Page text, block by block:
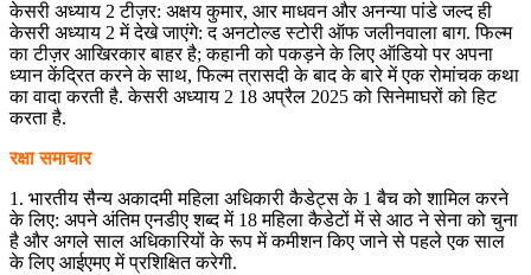
केसरी अध्याय 2 टीज़र: अक्षय कुमार, आर माधवन और अनन्या पांडे जल्द ही
केसरी अध्याय 2 में देखे जाएंगे: द अनटोल्ड स्टोरी ऑफ जलीनवाला बाग. फिल्म
का टीज़र आखिरकार बाहर है; कहानी को पकड़ने के लिए ऑडियो पर अपना
ध्यान केंद्रित करने के साथ, फिल्म त्रासदी के बाद के बारे में एक रोमांचक कथा
का वादा करती है. केसरी अध्याय 2 18 अप्रैल 2025 को सिनेमाघरों को हिट
करता है.
रक्षा समाचार
1. भारतीय सैन्य अकादमी महिला अधिकारी कैडेट्स के 1 बैच को शामिल करने
के लिए: अपने अंतिम एनडीए शब्द में 18 महिला कैडेटों में से आठ ने सेना को चुना
है और अगले साल अधिकारियों के रूप में कमीशन किए जाने से पहले एक साल
के लिए आईएमए में प्रशिक्षित करेगी.